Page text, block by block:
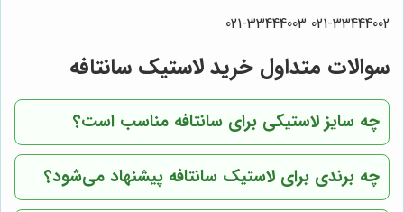
021-33444002 021-33444003
سوالات متداول خرید لاستیک سانتافه
چه سایز لاستیکی برای سانتافه مناسب است؟
چه برندی برای لاستیک سانتافه پیشنهاد می‌شود؟